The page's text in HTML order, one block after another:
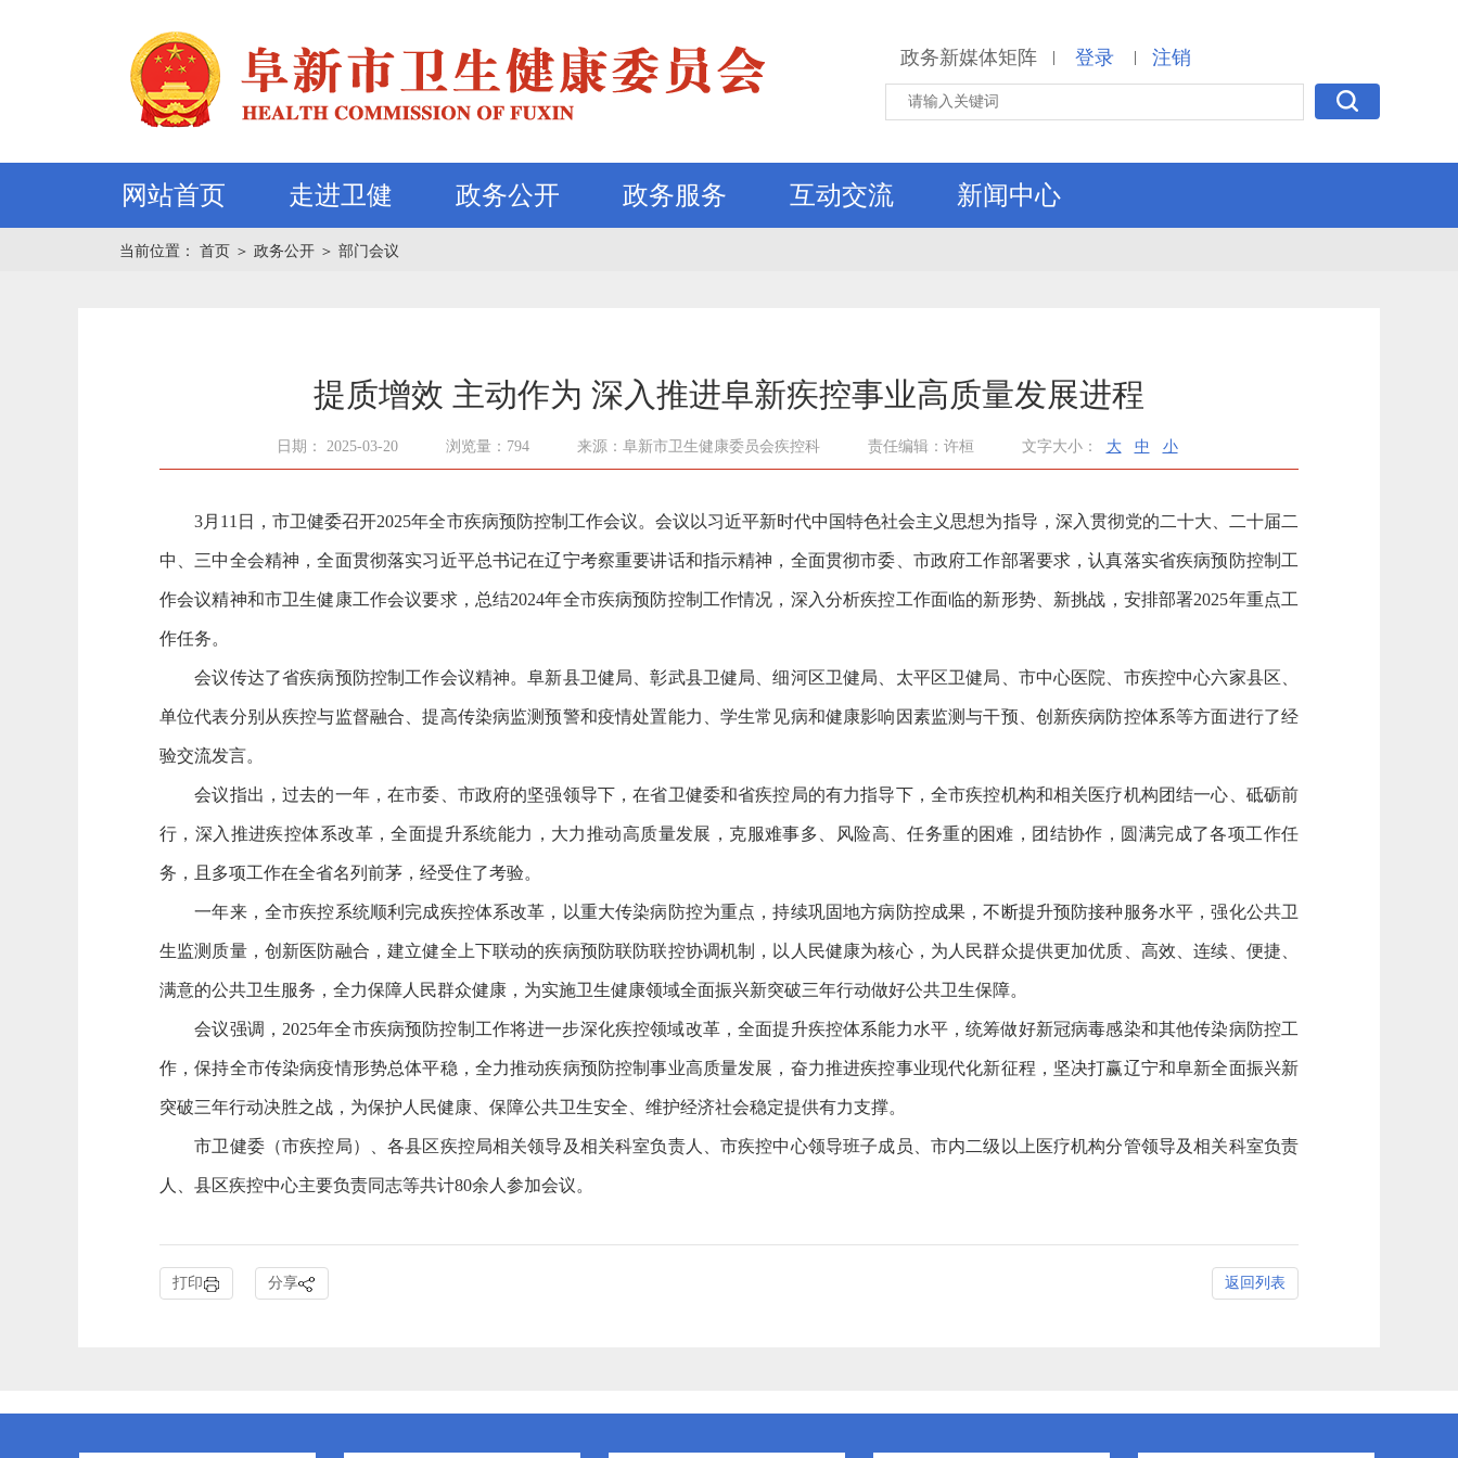
政务新媒体矩阵 | 登录 | 注销
网站首页 走进卫健 政务公开 政务服务 互动交流 新闻中心
当前位置： 首页 ＞ 政务公开 ＞ 部门会议
提质增效 主动作为 深入推进阜新疾控事业高质量发展进程
日期： 2025-03-20 浏览量：794 来源：阜新市卫生健康委员会疾控科 责任编辑：许桓 文字大小： 大 中 小
3月11日，市卫健委召开2025年全市疾病预防控制工作会议。会议以习近平新时代中国特色社会主义思想为指导，深入贯彻党的二十大、二十届二
中、三中全会精神，全面贯彻落实习近平总书记在辽宁考察重要讲话和指示精神，全面贯彻市委、市政府工作部署要求，认真落实省疾病预防控制工
作会议精神和市卫生健康工作会议要求，总结2024年全市疾病预防控制工作情况，深入分析疾控工作面临的新形势、新挑战，安排部署2025年重点工
作任务。
会议传达了省疾病预防控制工作会议精神。阜新县卫健局、彰武县卫健局、细河区卫健局、太平区卫健局、市中心医院、市疾控中心六家县区、
单位代表分别从疾控与监督融合、提高传染病监测预警和疫情处置能力、学生常见病和健康影响因素监测与干预、创新疾病防控体系等方面进行了经
验交流发言。
会议指出，过去的一年，在市委、市政府的坚强领导下，在省卫健委和省疾控局的有力指导下，全市疾控机构和相关医疗机构团结一心、砥砺前
行，深入推进疾控体系改革，全面提升系统能力，大力推动高质量发展，克服难事多、风险高、任务重的困难，团结协作，圆满完成了各项工作任
务，且多项工作在全省名列前茅，经受住了考验。
一年来，全市疾控系统顺利完成疾控体系改革，以重大传染病防控为重点，持续巩固地方病防控成果，不断提升预防接种服务水平，强化公共卫
生监测质量，创新医防融合，建立健全上下联动的疾病预防联防联控协调机制，以人民健康为核心，为人民群众提供更加优质、高效、连续、便捷、
满意的公共卫生服务，全力保障人民群众健康，为实施卫生健康领域全面振兴新突破三年行动做好公共卫生保障。
会议强调，2025年全市疾病预防控制工作将进一步深化疾控领域改革，全面提升疾控体系能力水平，统筹做好新冠病毒感染和其他传染病防控工
作，保持全市传染病疫情形势总体平稳，全力推动疾病预防控制事业高质量发展，奋力推进疾控事业现代化新征程，坚决打赢辽宁和阜新全面振兴新
突破三年行动决胜之战，为保护人民健康、保障公共卫生安全、维护经济社会稳定提供有力支撑。
市卫健委（市疾控局）、各县区疾控局相关领导及相关科室负责人、市疾控中心领导班子成员、市内二级以上医疗机构分管领导及相关科室负责
人、县区疾控中心主要负责同志等共计80余人参加会议。
打印 分享 返回列表